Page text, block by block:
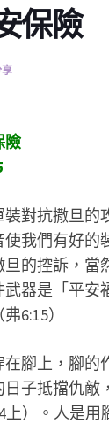
保險
險
裝對抗撒旦的
使我們有好的
旦的控訴，當
武器是「平安
6:15）
在腳上，腳的
日子抵擋仇敵
上）。人是